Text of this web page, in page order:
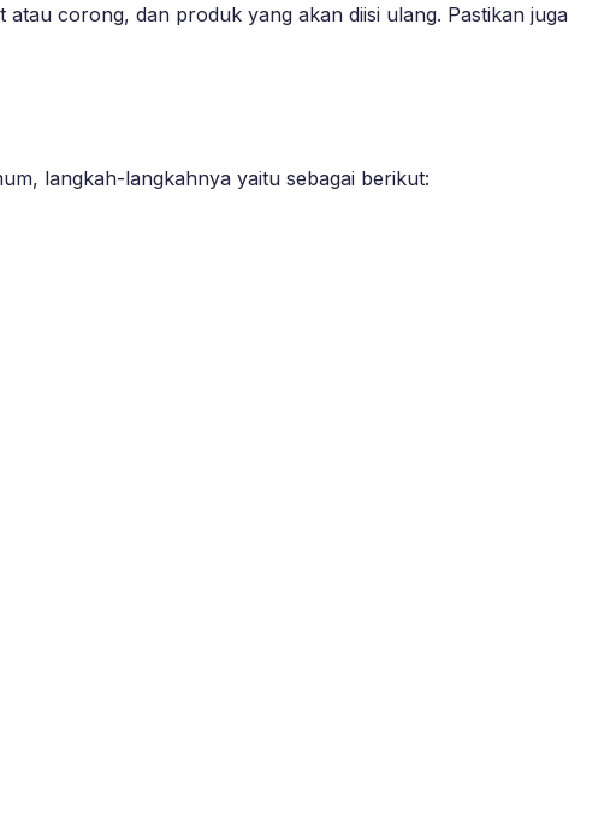
corong, dan produk yang akan diisi ulang. Pastikan juga
langkah-langkahnya yaitu sebagai berikut: